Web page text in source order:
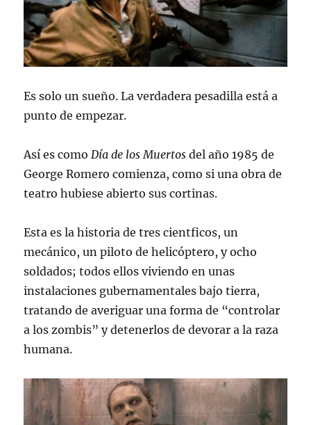
Es solo un sueño. La verdadera pesadilla está a
punto de empezar.
Así es como Día de los Muertos del año 1985 de
George Romero comienza, como si una obra de
teatro hubiese abierto sus cortinas.
Esta es la historia de tres cientficos, un
mecánico, un piloto de helicóptero, y ocho
soldados; todos ellos viviendo en unas
instalaciones gubernamentales bajo tierra,
tratando de averiguar una forma de “controlar
a los zombis” y detenerlos de devorar a la raza
humana.